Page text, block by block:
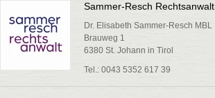
Sammer-Resch Rechtsanwalt
Dr. Elisabeth Sammer-Resch MBL
Brauweg 1
6380 St. Johann in Tirol
Tel.: 0043 5352 617 39